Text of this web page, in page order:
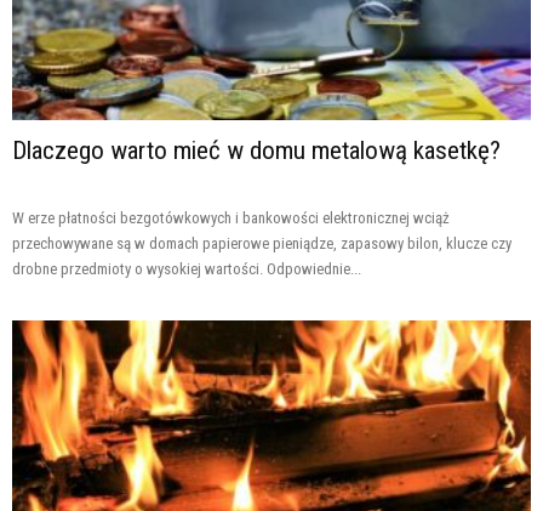
Dlaczego warto mieć w domu metalową kasetkę?
W erze płatności bezgotówkowych i bankowości elektronicznej wciąż
przechowywane są w domach papierowe pieniądze, zapasowy bilon, klucze czy
drobne przedmioty o wysokiej wartości. Odpowiednie...